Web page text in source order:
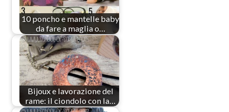
10 poncho e mantelle baby
da fare a maglia o…
Bijoux e lavorazione del
rame: il ciondolo con la…